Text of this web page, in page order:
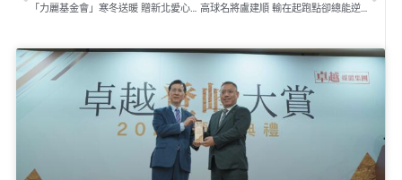
「力麗基金會」寒冬送暖 贈新北愛心大平台2,000條保暖領巾 高球名將盧建順 輸在起跑點卻總能逆轉勝